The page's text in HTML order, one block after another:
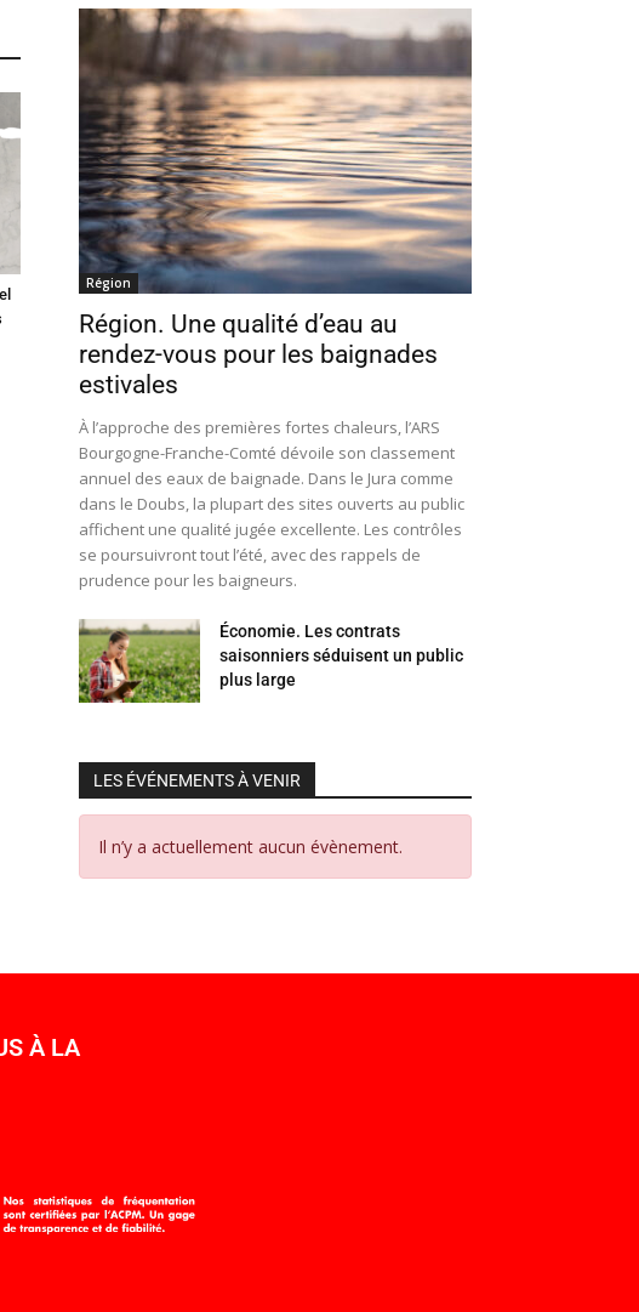
Région
Région. Une qualité d’eau au
rendez-vous pour les baignades
estivales
À l’approche des premières fortes chaleurs, l’ARS
Bourgogne-Franche-Comté dévoile son classement
annuel des eaux de baignade. Dans le Jura comme
dans le Doubs, la plupart des sites ouverts au public
affichent une qualité jugée excellente. Les contrôles
se poursuivront tout l’été, avec des rappels de
prudence pour les baigneurs.
Économie. Les contrats
saisonniers séduisent un public
plus large
LES ÉVÉNEMENTS À VENIR
Il n’y a actuellement aucun évènement.
À LA